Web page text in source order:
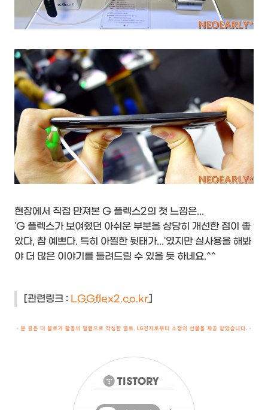
현장에서 직접 만져본 G 플렉스2의 첫 느낌은...
'G 플렉스가 보여줬던 아쉬운 부분을 상당히 개선한 점이 좋
았다, 참 예쁘다. 특히 아찔한 뒷태가...'였지만 실사용을 해봐
야 더 많은 이야기를 들려드릴 수 있을 듯 하네요.^^
[관련링크 : LGGflex2.co.kr]